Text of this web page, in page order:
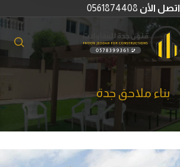
اتصل الأن
بناء ملاحق جدة